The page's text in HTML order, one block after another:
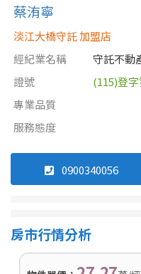
蔡洧寧
淡江大橋守託 加盟店
經紀業名稱
守託不動
證號
(115)登
專業品質
服務態度
0900340056
房市行情分析